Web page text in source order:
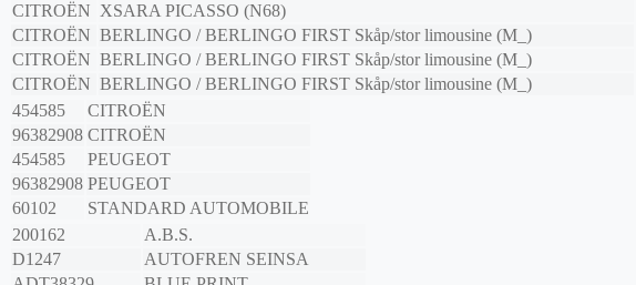
CITROËN XSARA PICASSO (N68)
CITROËN BERLINGO / BERLINGO FIRST Skåp/stor limousine (M_)
CITROËN BERLINGO / BERLINGO FIRST Skåp/stor limousine (M_)
CITROËN BERLINGO / BERLINGO FIRST Skåp/stor limousine (M_)
454585
CITROËN
96382908 CITROËN
454585
PEUGEOT
96382908 PEUGEOT
60102
STANDARD AUTOMOBILE
200162
A.B.S.
D1247
AUTOFREN SEINSA